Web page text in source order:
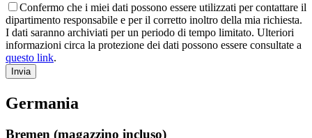
Confermo che i miei dati possono essere utilizzati per contattare il
dipartimento responsabile e per il corretto inoltro della mia richiesta.
I dati saranno archiviati per un periodo di tempo limitato. Ulteriori
informazioni circa la protezione dei dati possono essere consultate a
questo link.
Invia
prega
di
vuoto
Germania
Bremen (magazzino incluso)